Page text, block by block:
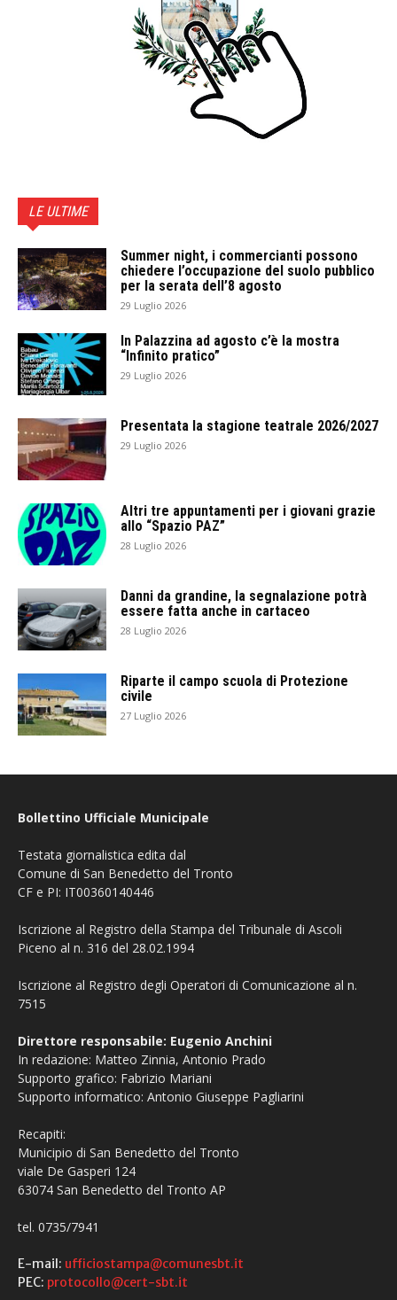
LE ULTIME
Summer night, i commercianti possono
chiedere l’occupazione del suolo pubblico
per la serata dell’8 agosto
29 Luglio 2026
In Palazzina ad agosto c’è la mostra
“Infinito pratico”
29 Luglio 2026
Presentata la stagione teatrale 2026/2027
29 Luglio 2026
Altri tre appuntamenti per i giovani grazie
allo “Spazio PAZ”
28 Luglio 2026
Danni da grandine, la segnalazione potrà
essere fatta anche in cartaceo
28 Luglio 2026
Riparte il campo scuola di Protezione
civile
27 Luglio 2026
Bollettino Ufficiale Municipale
Testata giornalistica edita dal
Comune di San Benedetto del Tronto
CF e PI: IT00360140446
Iscrizione al Registro della Stampa del Tribunale di Ascoli
Piceno al n. 316 del 28.02.1994
Iscrizione al Registro degli Operatori di Comunicazione al n.
7515
Direttore responsabile: Eugenio Anchini
In redazione: Matteo Zinnia, Antonio Prado
Supporto grafico: Fabrizio Mariani
Supporto informatico: Antonio Giuseppe Pagliarini
Recapiti:
Municipio di San Benedetto del Tronto
viale De Gasperi 124
63074 San Benedetto del Tronto AP
tel. 0735/7941
E-mail: ufficiostampa@comunesbt.it
PEC: protocollo@cert-sbt.it